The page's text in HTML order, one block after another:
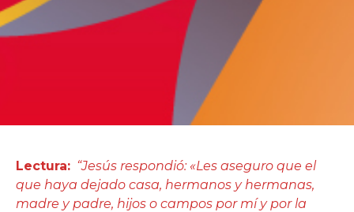
Lectura: “Jesús respondió: «Les aseguro que el
que haya dejado casa, hermanos y hermanas,
madre y padre, hijos o campos por mí y por la